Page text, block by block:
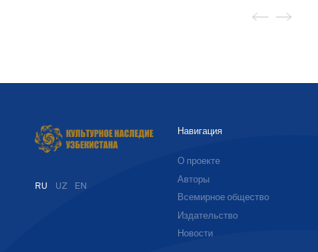
RU UZ EN
Навигация
О проекте
Авторы
Всемирное общество
Издательство
Новости